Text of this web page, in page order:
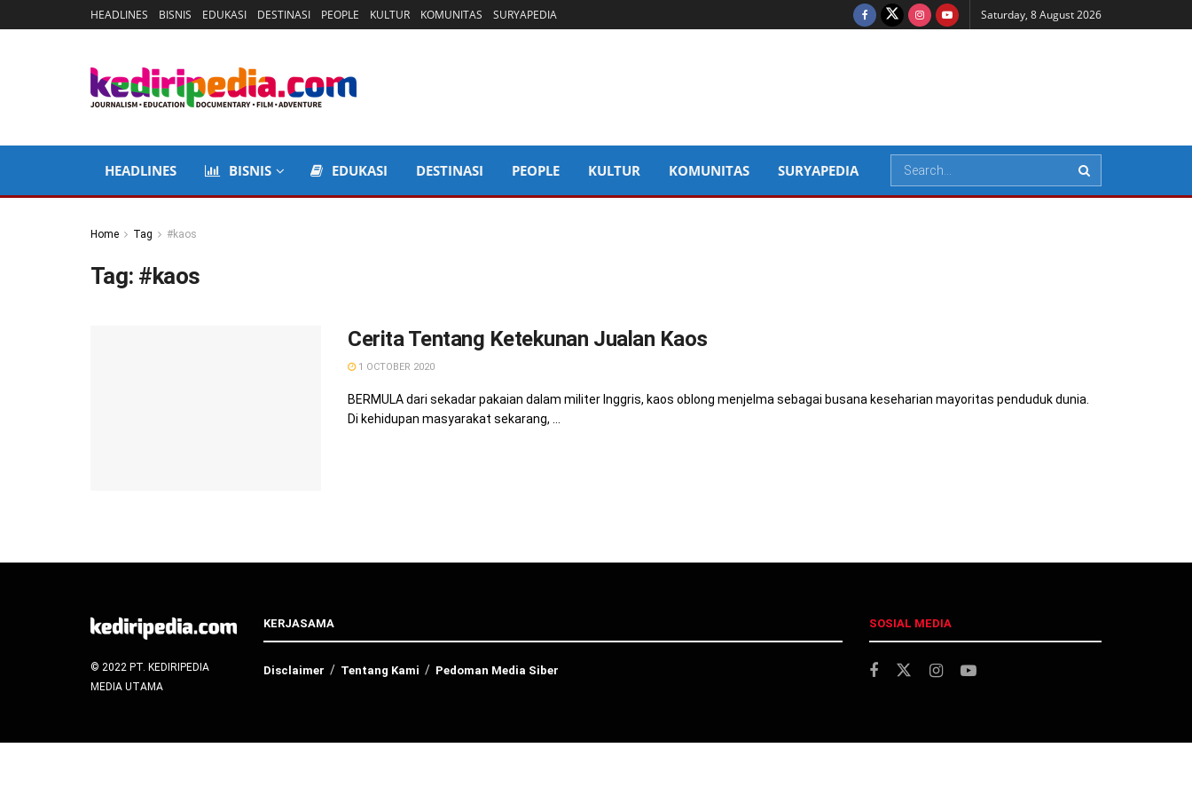
HEADLINES BISNIS EDUKASI DESTINASI PEOPLE KULTUR KOMUNITAS SURYAPEDIA Saturday, 8 August 2026
HEADLINES BISNIS EDUKASI DESTINASI PEOPLE KULTUR KOMUNITAS SURYAPEDIA
Home Tag #kaos
Tag: #kaos
Cerita Tentang Ketekunan Jualan Kaos
1 OCTOBER 2020
BERMULA dari sekadar pakaian dalam militer Inggris, kaos oblong menjelma sebagai busana keseharian mayoritas penduduk dunia.
Di kehidupan masyarakat sekarang, ...
© 2022 PT. KEDIRIPEDIA
MEDIA UTAMA
KERJASAMA
Disclaimer Tentang Kami Pedoman Media Siber
SOSIAL MEDIA